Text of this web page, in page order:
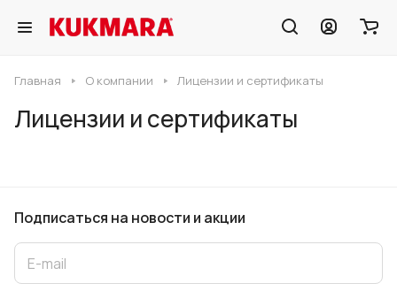
Главная О компании Лицензии и сертификаты
Лицензии и сертификаты
Подписаться на новости и акции